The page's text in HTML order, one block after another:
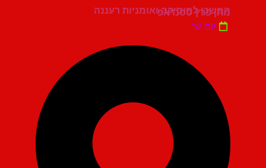
המשכן למוסיקה ואומניות רעננה
מתן פרץ סטנדאפ
יום ש'